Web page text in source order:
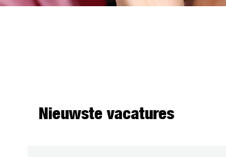
Nieuwste vacatures